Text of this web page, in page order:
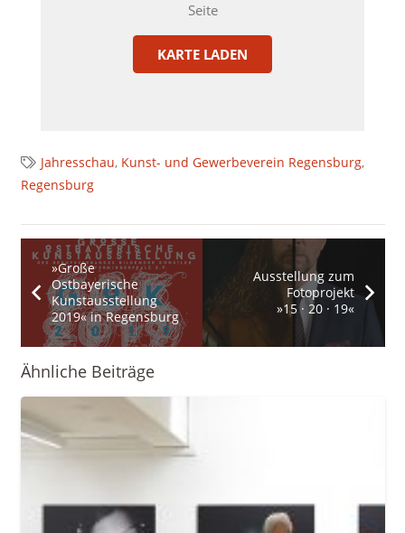
Seite
KARTE LADEN
Jahresschau, Kunst- und Gewerbeverein Regensburg,
Regensburg
»Große
Ostbayerische
Kunstausstellung
2019« in Regensburg
Ausstellung zum
Fotoprojekt
»15 · 20 · 19«
Ähnliche Beiträge